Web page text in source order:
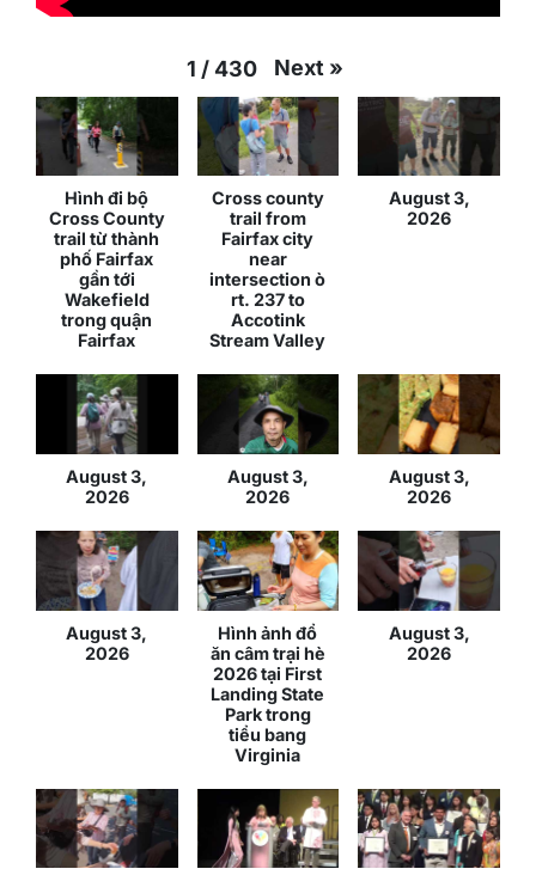
1 / 430 Next »
Hình đi bộ
Cross County
trail từ thành
phố Fairfax
gần tới
Wakefield
trong quận
Fairfax
Cross county
trail from
Fairfax city
near
intersection ò
rt. 237 to
Accotink
Stream Valley
August 3,
2026
August 3,
2026
August 3,
2026
August 3,
2026
August 3,
2026
Hình ảnh đổ
ăn câm trại hè
2026 tại First
Landing State
Park trong
tiểu bang
Virginia
August 3,
2026